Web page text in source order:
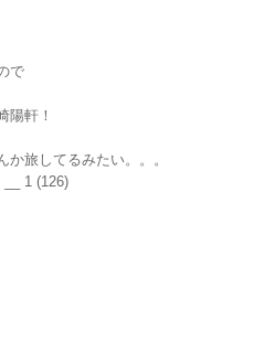
で
陽軒！
旅してるみたい。。。